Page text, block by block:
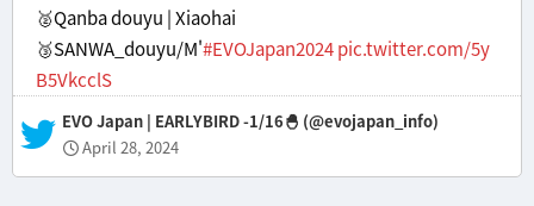
🥈Qanba douyu | Xiaohai
🥉SANWA_douyu/M'#EVOJapan2024pic.twitter.com/5y
B5VkcclS
— EVO Japan | EARLYBIRD -1/16🐣 (@evojapan_info)
April 28, 2024